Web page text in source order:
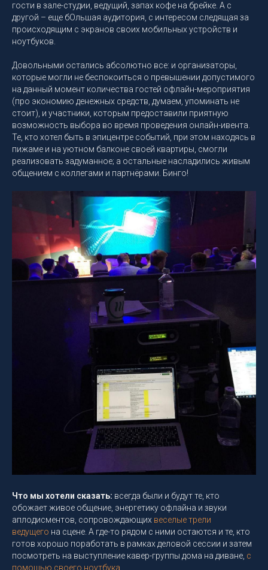
гости в зале-студии, ведущий, запах кофе на брейке. А с
другой – еще бОльшая аудитория, с интересом следящая за
происходящим с экранов своих мобильных устройств и
ноутбуков.
Довольными остались абсолютно все: и организаторы,
которые могли не беспокоиться о превышении допустимого
на данный момент количества гостей офлайн-мероприятия
(про экономию денежных средств, думаем, упоминать не
стоит), и участники, которым предоставили приятную
возможность выбора во время проведения онлайн-ивента.
Те, кто хотел быть в эпицентре событий, при этом находясь в
пижаме и на уютном балконе своей квартиры, смогли
реализовать задуманное; а остальные насладились живым
общением с коллегами и партнёрами. Бинго!
Что мы хотели сказать: всегда были и будут те, кто
обожает живое общение, энергетику офлайна и звуки
аплодисментов, сопровождающих веселые трели
ведущего на сцене. А где-то рядом с ними остаются и те, кто
готов хорошо поработать в рамках деловой сессии и затем
посмотреть на выступление кавер-группы дома на диване, с
помощью своего ноутбука